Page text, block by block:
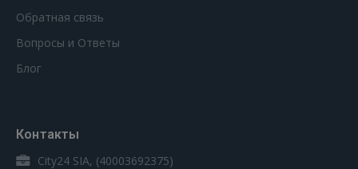
Обратная связь
Вопросы и Ответы
Блог
Контакты
City24 SIA, (40003692375)